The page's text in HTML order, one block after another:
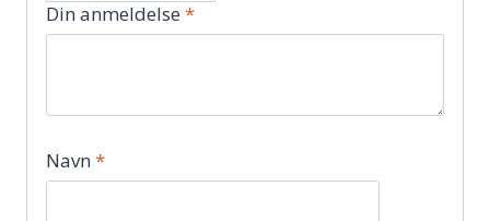
Din anmeldelse *
Navn *